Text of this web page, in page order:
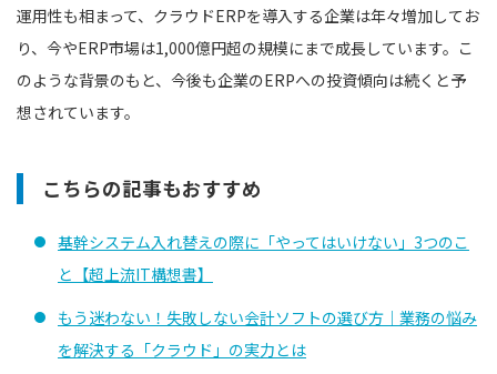
運用性も相まって、クラウドERPを導入する企業は年々増加してお
り、今やERP市場は1,000億円超の規模にまで成長しています。こ
のような背景のもと、今後も企業のERPへの投資傾向は続くと予
想されています。
こちらの記事もおすすめ
基幹システム入れ替えの際に「やってはいけない」3つのこ
と【超上流IT構想書】
もう迷わない！失敗しない会計ソフトの選び方｜業務の悩み
を解決する「クラウド」の実力とは